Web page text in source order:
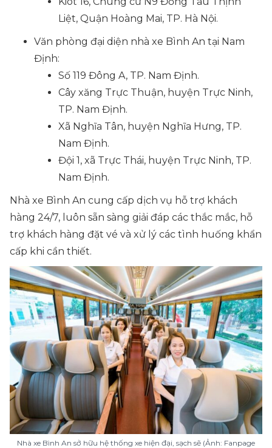
Liệt, Quận Hoàng Mai, TP. Hà Nội.
Văn phòng đại diện nhà xe Bình An tại Nam
Định:
Số 119 Đông A, TP. Nam Định.
Cây xăng Trực Thuận, huyện Trực Ninh,
TP. Nam Định.
Xã Nghĩa Tân, huyện Nghĩa Hưng, TP.
Nam Định.
Đội 1, xã Trực Thái, huyện Trực Ninh, TP.
Nam Định.
Nhà xe Bình An cung cấp dịch vụ hỗ trợ khách
hàng 24/7, luôn sẵn sàng giải đáp các thắc mắc, hỗ
trợ khách hàng đặt vé và xử lý các tình huống khẩn
cấp khi cần thiết.
Nhà xe Bình An sở hữu hệ thống xe hiện đại, sạch sẽ (Ảnh: Fanpage